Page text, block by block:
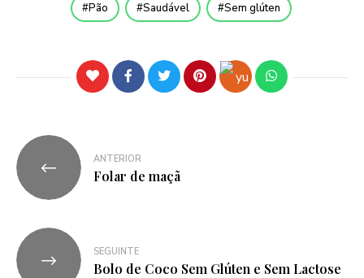
Pão Saudável Sem glúten
ANTERIOR
Folar de maçã
SEGUINTE
Bolo de Coco Sem Glúten e Sem Lactose